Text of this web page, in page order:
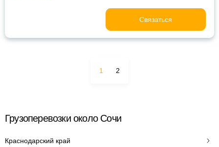
Связаться
1 2
Грузоперевозки около Сочи
Краснодарский край